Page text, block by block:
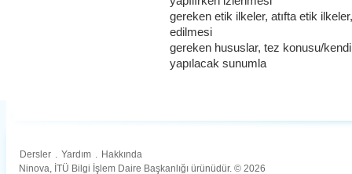
gereken etik ilkeler, atıfta etik
edilmesi
gereken hususlar, tez konusu/
yapılacak sunumla
Dersler . Yardım . Hakkında
Ninova, İTÜ Bilgi İşlem Daire Başkanlığı ürünüdür. © 2026